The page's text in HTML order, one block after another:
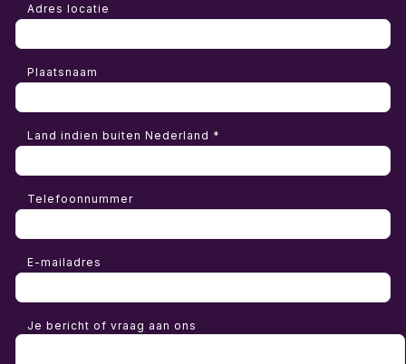
Adres locatie
Plaatsnaam
Land indien buiten Nederland *
Telefoonnummer
E-mailadres
Je bericht of vraag aan ons